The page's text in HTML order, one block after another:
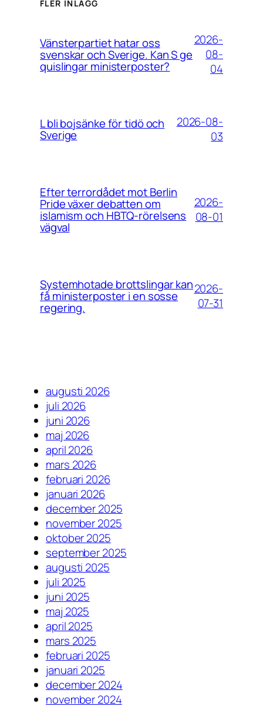
FLER INLÄGG
Vänsterpartiet hatar oss
svenskar och Sverige. Kan S ge
quislingar ministerposter?
2026-
08-
04
L bli bojsänke för tidö och
Sverige
2026-08-
03
Efter terrordådet mot Berlin
Pride växer debatten om
islamism och HBTQ-rörelsens
vägval
2026-
08-01
Systemhotade brottslingar kan
få ministerposter i en sosse
regering.
2026-
07-31
augusti 2026
juli 2026
juni 2026
maj 2026
april 2026
mars 2026
februari 2026
januari 2026
december 2025
november 2025
oktober 2025
september 2025
augusti 2025
juli 2025
juni 2025
maj 2025
april 2025
mars 2025
februari 2025
januari 2025
december 2024
november 2024